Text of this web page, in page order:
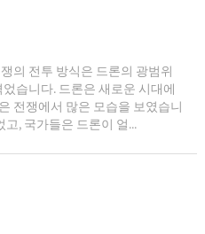
의 전투 방식은 드론의 광범위
습니다. 드론은 새로운 시대에
전쟁에서 많은 모습을 보였습니
, 국가들은 드론이 얼...